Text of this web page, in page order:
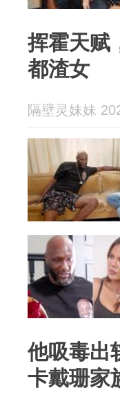
挥霍天赋
都渣女
隔壁灵妹妹
他吸毒出
卡戴珊家